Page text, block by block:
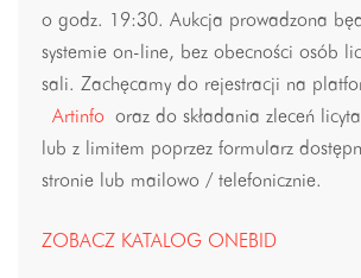
o godz. 19:30. Aukcja prowadzona
systemie on-line, bez obecności osób
sali. Zachęcamy do rejestracji na
Artinfo oraz do składania zleceń
lub z limitem poprzez formularz
stronie lub mailowo / telefonicznie.
ZOBACZ KATALOG ONEBID